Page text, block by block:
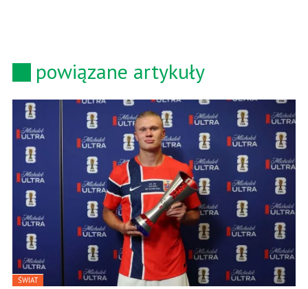
powiązane artykuły
ŚWIAT